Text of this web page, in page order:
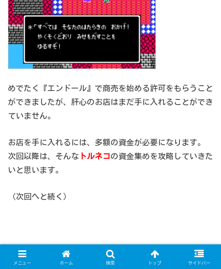
めでたく『エンドール』で商売を始める許可をもらうこと
ができましたが、肝心のお店はまだ手に入れることができ
ていません。
お店を手に入れるには、多額の資金が必要になります。
次回以降は、そんな トルネコの資金集めを攻略していきた
いと思います。
（次回へと続く）
メニュー ホーム 検索 トップ サイドバー